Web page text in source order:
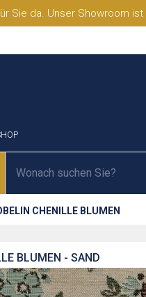
Sie da. Unser Showroom
CHENILLE BLUMEN
BLUMEN - SAND